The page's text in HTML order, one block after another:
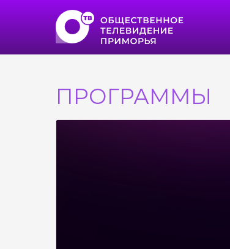
ПРОГРАММЫ